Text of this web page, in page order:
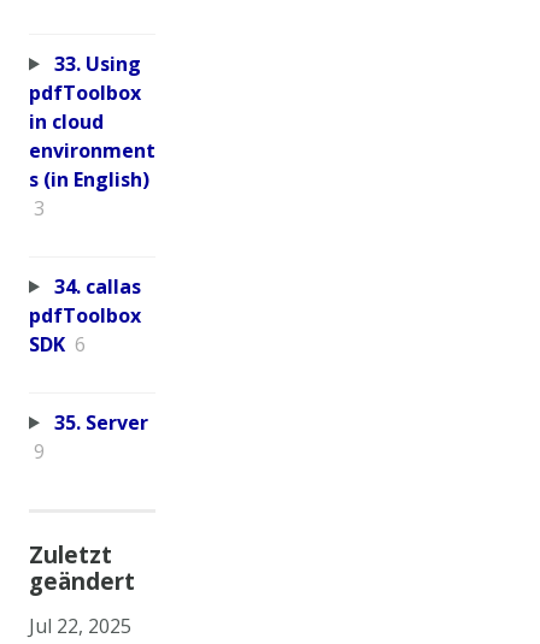
33. Using
pdfToolbox
in cloud
environment
s (in English)
3
34. callas
pdfToolbox
SDK 6
35. Server
9
Zuletzt
geändert
Jul 22, 2025